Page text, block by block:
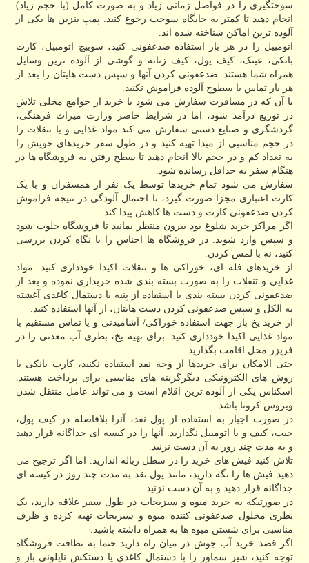
سوختگیری را در فواصل زمانی زیاد و به صورت کامل (با حجم زیاد)
انجام دهید تا کمتر به جایگاه سوخت رجوع کنید. پمپ بنزین ها یکی از
آلوده ترین اماکن شناخته شده اند.
اتومبیل را در هر بار استفاده ضدعفونی کنید، سوییچ اتومبیل، کارت
بانکی، عینک، کیف پول، کیف زنانه و گوشی از آلوده ترین وسایل
همراه شما هستند. ضدعفونی کردن آنها و سپس دست هایتان را بعد از
هر بار تماس با سطوح آلوده فراموش نکنید.
با آن که در مسافرت سفارش می شود با خرید از جوامع محلی تلاش
در توزیع درآمد شود، اما در شرایط حاضر وزارت میراث فرهنگی،
گردشگری و صنایع دستی سفارش می کند مواد غذایی و یا تنقلات را
در حجم مناسبی از مبدا تهیه کنید و در طول سفر خریدهای خویش را
به تعداد کم و در حجم بالا انجام دهید تا سطح رفتن به فروشگاه ها در
هنگام سفر به حداقل رسانده شود.
سفارش می شود تمام خریدها توسط یک نفر از همسفران و با یک
کارت اعتباری مجزا صورت گیرد، تا احتمال آلودگی در نتیجه فراموش
کردن ضدعفونی کارت و دست ها کاهش پیدا کند.
اگر مراکز خرید شلوغ بود بیرون منتظر بمانید تا فروشگاه خلوت شود
و سپس وارد شوید. در فروشگاه ها اجناس را با نگاه کردن بررسی
کنید، نه با لمس کردن.
از خریدهای فله ای، خوراکی ها و تنقلات اکیدا خودداری کنید. مواد
غذایی و تنقلات را به صورت بسته بندی شده خریداری نموده و بعد از
ضدعفونی کردن بسته بندی با استفاده از پنبه یا دستمال کاغذی آغشته
به الکل و سپس ضدعفونی کردن دست هایتان، از آنها استفاده کنید.
از خرید یخ باز جهت استفاده خوراکی/ آشامیدنی و یا تماس مستقیم با
مواد غذایی اکیدا خودداری کنید. برای تهیه یخ، بطری آب معدنی را در
فریزر محل اقامت بگذارید.
حتی الامکان برای خریدها از وجه نقد استفاده نکنید، کارت بانکی یا
روش های الکترونیکی دیگرگزینه های مناسبی برای پرداخت هستند.
اسکناس یکی از آلوده ترین اقلام است و می تواند عامل منتقل شدن
ویروس کرونا باشد.
در صورت اجبار به استفاده از پول نقد، آنرا بلافاصله در کیف پول،
جیب، کیف و یا اتومبیل نگذارید. آنها را در کیسه ای جداگانه قرار دهید
و به مدت چند روز به آن دست نزنید.
تلاش کنید فیش های خرید را در سطل زباله اندازید. اما اگر ترجیح می
دهید فیش ها را نگه دارید، مانند پول نقد به مدت چند روز در کیسه ای
جداگانه قرار دهید و به آن دست نزنید.
در صورتیکه به خرید میوه و سبزیجات در طول سفر علاقه دارید، یک
بطری محلول ضدعفونی کننده میوه و سبزیجات تهیه کرده و ظرف
مناسبی برای شستن میوه ها به همراه داشته باشید.
اگر قصد خرید آب جوش در میان راه دارید حتما به نظافت فروشگاه
توجه کنید، شیر سماور را با دستمال کاغذی یا دستکش نایلونی باز و